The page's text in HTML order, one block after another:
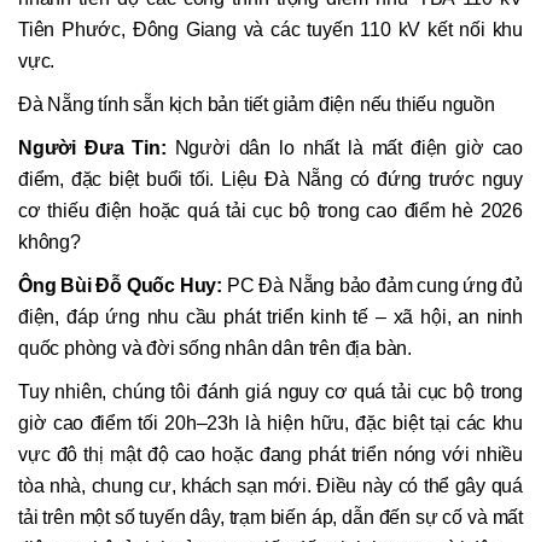
Tiên Phước, Đông Giang và các tuyến 110 kV kết nối khu
vực.
Đà Nẵng tính sẵn kịch bản tiết giảm điện nếu thiếu nguồn
Người Đưa Tin: Người dân lo nhất là mất điện giờ cao
điểm, đặc biệt buổi tối. Liệu Đà Nẵng có đứng trước nguy
cơ thiếu điện hoặc quá tải cục bộ trong cao điểm hè 2026
không?
Ông Bùi Đỗ Quốc Huy: PC Đà Nẵng bảo đảm cung ứng đủ
điện, đáp ứng nhu cầu phát triển kinh tế – xã hội, an ninh
quốc phòng và đời sống nhân dân trên địa bàn.
Tuy nhiên, chúng tôi đánh giá nguy cơ quá tải cục bộ trong
giờ cao điểm tối 20h–23h là hiện hữu, đặc biệt tại các khu
vực đô thị mật độ cao hoặc đang phát triển nóng với nhiều
tòa nhà, chung cư, khách sạn mới. Điều này có thể gây quá
tải trên một số tuyến dây, trạm biến áp, dẫn đến sự cố và mất